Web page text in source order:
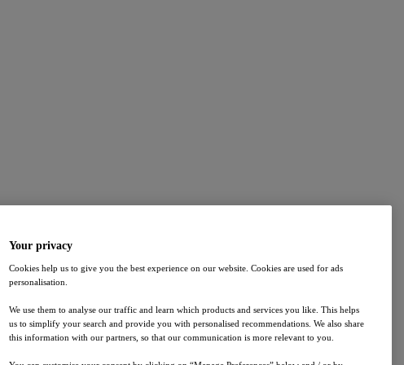
Your privacy
Cookies help us to give you the best experience on our website. Cookies are used for ads
personalisation.
We use them to analyse our traffic and learn which products and services you like. This helps
us to simplify your search and provide you with personalised recommendations. We also share
this information with our partners, so that our communication is more relevant to you.